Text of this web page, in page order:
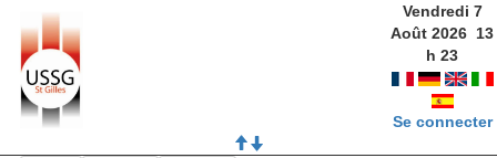
Vendredi 7
Août 2026 13
h23
Se connecter